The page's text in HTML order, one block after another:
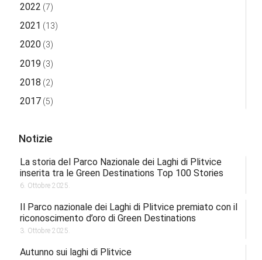
2022 (7)
2021 (13)
2020(3)
2019 (3)
2018 (2)
2017(5)
Notizie
La storia del Parco Nazionale dei Laghi di Plitvice
inserita tra le Green Destinations Top 100 Stories
6. Ottobre 2025.
Il Parco nazionale dei Laghi di Plitvice premiato con il
riconoscimento d’oro di Green Destinations
3. Ottobre 2025.
Autunno sui laghi di Plitvice